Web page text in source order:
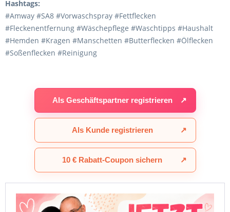
Hashtags:
#Amway #SA8 #Vorwaschspray #Fettflecken
#Fleckenentfernung #Wäschepflege #Waschtipps #Haushalt
#Hemden #Kragen #Manschetten #Butterflecken #Ölflecken
#Soßenflecken #Reinigung
Als Geschäftspartner registrieren ↗
Als Kunde registrieren ↗
10 € Rabatt-Coupon sichern ↗